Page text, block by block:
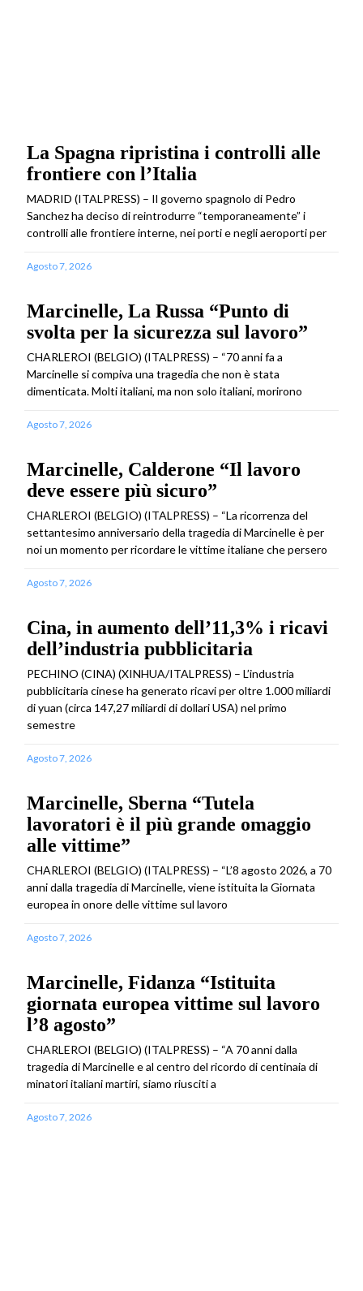
La Spagna ripristina i controlli alle
frontiere con l’Italia
MADRID (ITALPRESS) – Il governo spagnolo di Pedro
Sanchez ha deciso di reintrodurre “temporaneamente” i
controlli alle frontiere interne, nei porti e negli aeroporti per
Agosto 7, 2026
Marcinelle, La Russa “Punto di
svolta per la sicurezza sul lavoro”
CHARLEROI (BELGIO) (ITALPRESS) – “70 anni fa a
Marcinelle si compiva una tragedia che non è stata
dimenticata. Molti italiani, ma non solo italiani, morirono
Agosto 7, 2026
Marcinelle, Calderone “Il lavoro
deve essere più sicuro”
CHARLEROI (BELGIO) (ITALPRESS) – “La ricorrenza del
settantesimo anniversario della tragedia di Marcinelle è per
noi un momento per ricordare le vittime italiane che persero
Agosto 7, 2026
Cina, in aumento dell’11,3% i ricavi
dell’industria pubblicitaria
PECHINO (CINA) (XINHUA/ITALPRESS) – L’industria
pubblicitaria cinese ha generato ricavi per oltre 1.000 miliardi
di yuan (circa 147,27 miliardi di dollari USA) nel primo
semestre
Agosto 7, 2026
Marcinelle, Sberna “Tutela
lavoratori è il più grande omaggio
alle vittime”
CHARLEROI (BELGIO) (ITALPRESS) – “L’8 agosto 2026, a 70
anni dalla tragedia di Marcinelle, viene istituita la Giornata
europea in onore delle vittime sul lavoro
Agosto 7, 2026
Marcinelle, Fidanza “Istituita
giornata europea vittime sul lavoro
l’8 agosto”
CHARLEROI (BELGIO) (ITALPRESS) – “A 70 anni dalla
tragedia di Marcinelle e al centro del ricordo di centinaia di
minatori italiani martiri, siamo riusciti a
Agosto 7, 2026